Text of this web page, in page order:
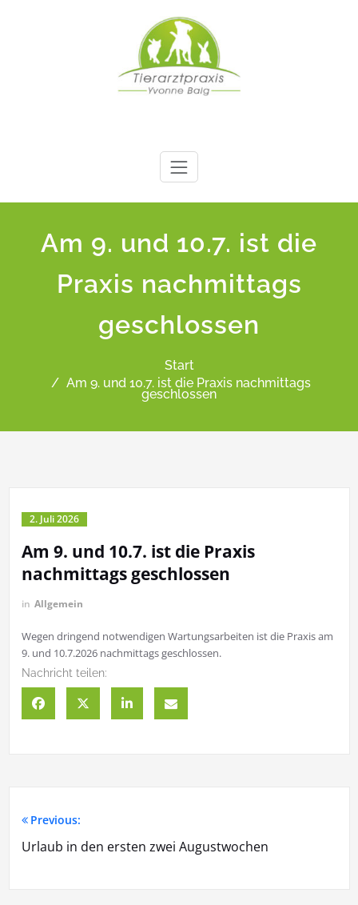
Ihre Tierärztin im
Herzen von Köln
Brück
Am 9. und 10.7. ist die
Praxis nachmittags
geschlossen
Start
Am 9. und 10.7. ist die Praxis nachmittags
geschlossen
2. Juli 2026
Am 9. und 10.7. ist die Praxis
nachmittags geschlossen
in Allgemein
Wegen dringend notwendigen Wartungsarbeiten ist die Praxis am
9. und 10.7.2026 nachmittags geschlossen.
Nachricht teilen:
Beitragsnavigation
Previous:
Urlaub in den ersten zwei Augustwochen